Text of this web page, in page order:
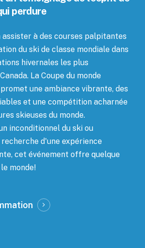
perdure
assister à des courses palpitantes
du ski de classe mondiale dans
hivernales les plus
La Coupe du monde
une ambiance vibrante, des
et une compétition acharnée
skieuses du monde.
inconditionnel du ski ou
d'une expérience
cet événement offre quelque
monde!